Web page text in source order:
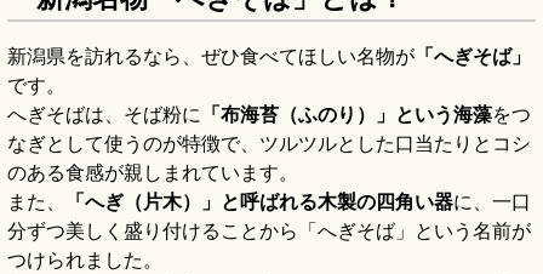
新潟県を訪れるなら、ぜひ食べてほしい名物が 「へぎそば」
です。
へぎそばは、そば粉に 「布海苔（ふのり）」という海藻をつ
なぎとして使うのが特徴で、ツルツルとした口当たりとコシ
のある食感が親しまれています。
また、
「へぎ（片木）」と呼ばれる木製の四角い器に、一口
分ずつ美しく盛り付けることから「へぎそば」という名前が
つけられました。